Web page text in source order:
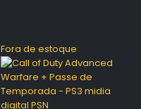
Fora de estoque